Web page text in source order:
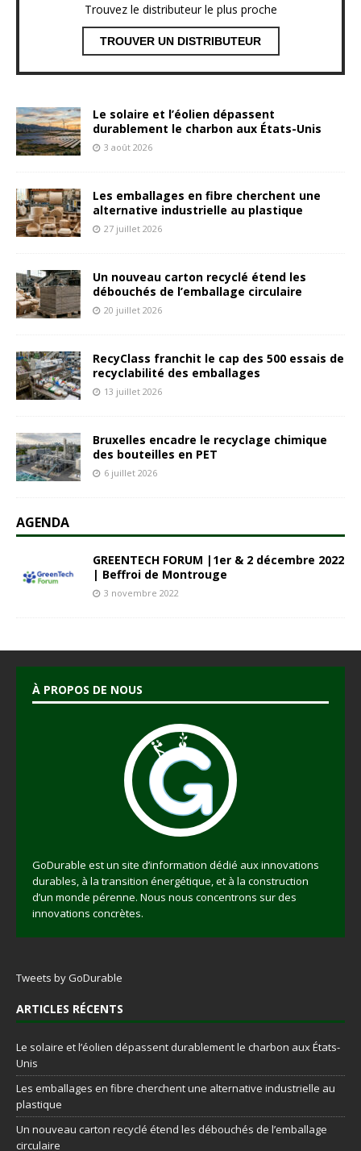
Trouvez le distributeur le plus proche
TROUVER UN DISTRIBUTEUR
Le solaire et l’éolien dépassent
durablement le charbon aux États-Unis
3 août 2026
Les emballages en fibre cherchent une
alternative industrielle au plastique
27 juillet 2026
Un nouveau carton recyclé étend les
débouchés de l’emballage circulaire
20 juillet 2026
RecyClass franchit le cap des 500 essais de
recyclabilité des emballages
13 juillet 2026
Bruxelles encadre le recyclage chimique
des bouteilles en PET
6 juillet 2026
AGENDA
GREENTECH FORUM |1er & 2 décembre 2022
| Beffroi de Montrouge
3 novembre 2022
À PROPOS DE NOUS
GoDurable est un site d’information dédié aux innovations
durables, à la transition énergétique, et à la construction
d’un monde pérenne. Nous nous concentrons sur des
innovations concrètes.
Tweets by GoDurable
ARTICLES RÉCENTS
Le solaire et l’éolien dépassent durablement le charbon aux États-
Unis
Les emballages en fibre cherchent une alternative industrielle au
plastique
Un nouveau carton recyclé étend les débouchés de l’emballage
circulaire